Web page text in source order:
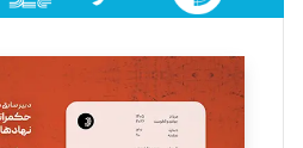
فائزه فتحی رستمی
تحریریه
سروش کرمیان